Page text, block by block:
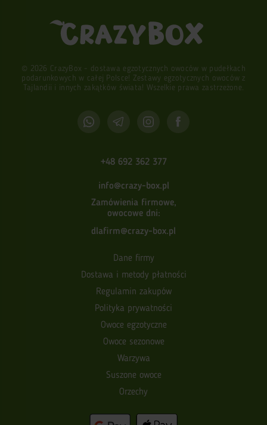
© 2026 CrazyBox - dostawa egzotycznych owoców w pudełkach
podarunkowych w całej Polsce! Zestawy egzotycznych owoców z
Tajlandii i innych zakątków świata! Wszelkie prawa zastrzeżone.
+48 692 362 377
info@crazy-box.pl
Zamówienia firmowe,
owocowe dni:
dlafirm@crazy-box.pl
Dane firmy
Dostawa i metody płatności
Regulamin zakupów
Polityka prywatności
Owoce egzotyczne
Owoce sezonowe
Warzywa
Suszone owoce
Orzechy